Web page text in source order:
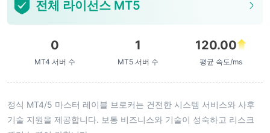
전체 라이선스 MT5
0
MT4 서버 수
1
MT5 서버 수
120.00
평균 속도/ms
정식 MT4/5 마스터 레이블 브로커는 건전한 시스템 서비스와 사후
기술 지원을 제공합니다. 보통 비즈니스와 기술이 성숙하고 리스크